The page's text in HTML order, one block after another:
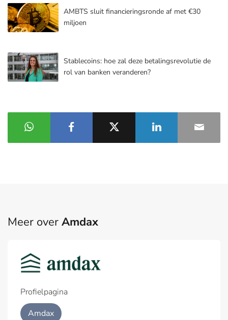
AMBTS sluit financieringsronde af met €30
miljoen
Stablecoins: hoe zal deze betalingsrevolutie de
rol van banken veranderen?
Meer over Amdax
Profielpagina
Amdax